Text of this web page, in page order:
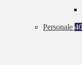
Personale